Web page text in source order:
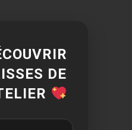
DE